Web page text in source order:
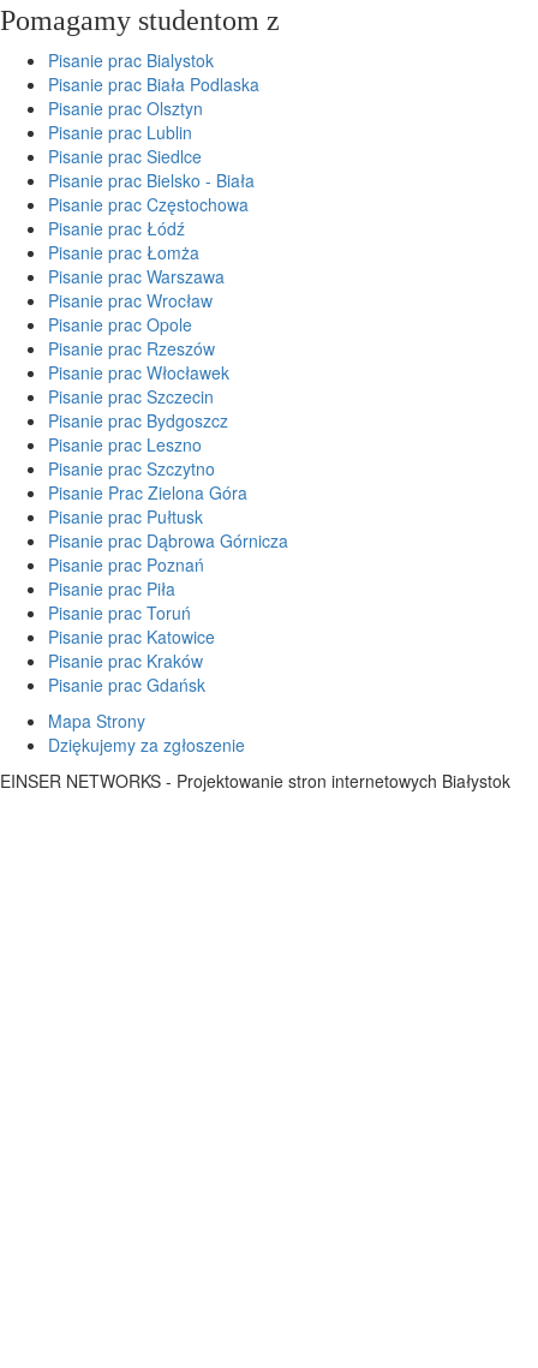
Pomagamy studentom z
Pisanie prac Bialystok
Pisanie prac Biała Podlaska
Pisanie prac Olsztyn
Pisanie prac Lublin
Pisanie prac Siedlce
Pisanie prac Bielsko - Biała
Pisanie prac Częstochowa
Pisanie prac Łódź
Pisanie prac Łomża
Pisanie prac Warszawa
Pisanie prac Wrocław
Pisanie prac Opole
Pisanie prac Rzeszów
Pisanie prac Włocławek
Pisanie prac Szczecin
Pisanie prac Bydgoszcz
Pisanie prac Leszno
Pisanie prac Szczytno
Pisanie Prac Zielona Góra
Pisanie prac Pułtusk
Pisanie prac Dąbrowa Górnicza
Pisanie prac Poznań
Pisanie prac Piła
Pisanie prac Toruń
Pisanie prac Katowice
Pisanie prac Kraków
Pisanie prac Gdańsk
Mapa Strony
Dziękujemy za zgłoszenie
EINSER NETWORKS - Projektowanie stron internetowych Białystok